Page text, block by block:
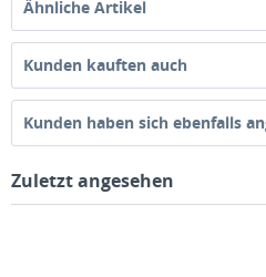
Ähnliche Artikel
Kunden kauften auch
Kunden haben sich ebenfalls
Zuletzt angesehen